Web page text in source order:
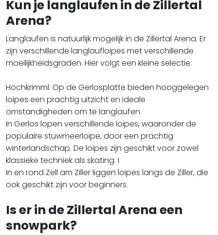
Kun je langlaufen in de Zillertal
Arena?
Langlaufen is natuurlijk mogelijk in de Zillertal Arena. Er
zijn verschillende langlaufloipes met verschillende
moeilijkheidsgraden. Hier volgt een kleine selectie:
Hochkrimml: Op de Gerlosplatte bieden hooggelegen
loipes een prachtig uitzicht en ideale
omstandigheden om te langlaufen.
In Gerlos lopen verschillende loipes, waaronder de
populaire stuwmeerloipe, door een prachtig
winterlandschap. De loipes zijn geschikt voor zowel
klassieke techniek als skating. I
In en rond Zell am Ziller liggen loipes langs de Ziller, die
ook geschikt zijn voor beginners.
Is er in de Zillertal Arena een
snowpark?